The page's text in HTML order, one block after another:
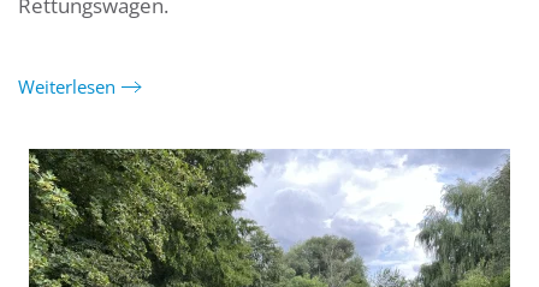
Weiterlesen